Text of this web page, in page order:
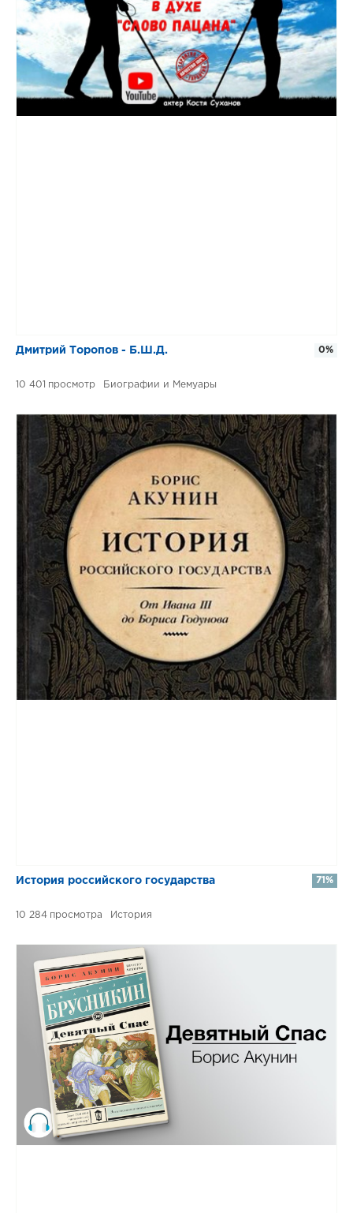
Дмитрий Торопов - Б.Ш.Д.
10 401 Биографии и Мемуары
0%
​​История российского государства
10 284 История
71%